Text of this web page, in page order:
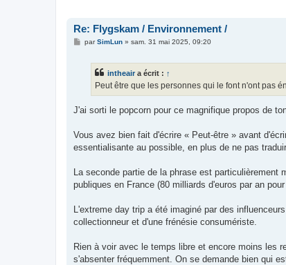
Re: Flygskam / Environnement /
MparSimLun» sam. 31 mai 2025, 09:20
intheair a écrit : ↑
Peut être que les personnes qui le font n'ont pas
J'ai sorti le popcorn pour ce magnifique propos de
Vous avez bien fait d'écrire « Peut-être » avant
essentialisante au possible, en plus de ne pas
La seconde partie de la phrase est
publiques en France (80 milliards d'euros par an
L'extreme day trip a été imaginé par des
collectionneur et d'une frénésie consumériste.
Rien à voir avec le temps libre et encore moins les
s'absenter fréquemment. On se demande bien qui